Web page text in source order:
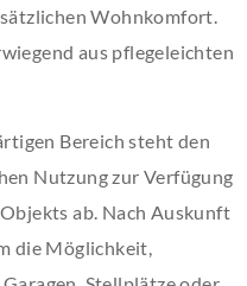
Wohnkomfort.
aus pflegeleichten
Bereich steht den
Nutzung zur Verfügung
ab. Nach Auskunft
die Möglichkeit,